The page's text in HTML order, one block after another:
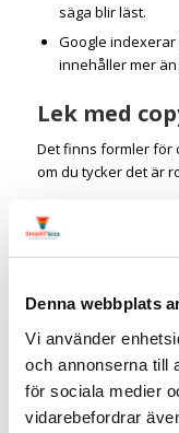
Denna webbplats
Vi använder
och annonserna till
för sociala medier
vidarebefordrar
säga blir läst.
Google
innehåller mer än
Lek med
Det finns formler för
om du tycker det är
Tänk om du kunde
täppt näsa.
detta:
Snoraless hjälper
förkylning, så att du
Cliffhangern kan
Så skapade vi